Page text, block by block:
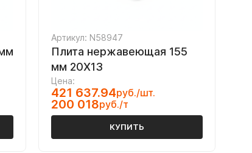
Артикул: N58947
Плита нержавеющая 155
мм 20Х13
Цена:
421 637.94руб./шт.
200 018руб./т
КУПИТЬ